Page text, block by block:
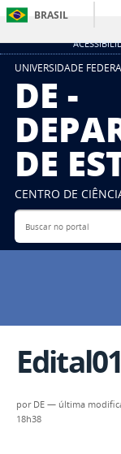
BRASIL
UNIVERSIDADE
DE -
DE
CENTRO DE
Buscar no portal
por DE — última
18h38